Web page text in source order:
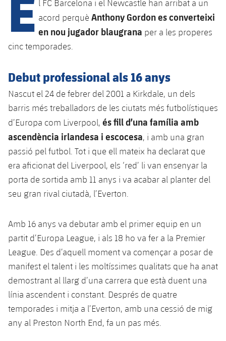
plusicon
més
Spotify Camp Nou
Palau Blaugrana
Estadi Johan Cruyff
Barça Cafe
Ciutat Esportiva
La Masia
plusicon
més
Serveis Mèdics
Accessibilitat
Acreditacions
Instal·lacions
SUB13
SUB12
SUB11 B
SUB10 A
SUB10 B
SUB9 A
SUB9 B
SUB8 A
SUB8 B
SUB13 B
SUB12 C
SUB11 C
Entrades
Gameday Shows
Resultats
Classificacions
Jugadors
Fotos
Història
Base
Barça Atlètic
Cadet A
Cadet B
Infantil B
Mini
Campus Estiu
Actualitat
Calendari
Entrades
Resultats
Classificació
Fotos
Història
Palmarès
Barça Atlètic
plusicon
més
Actualitat
Calendari
Resultats
Classificació
Fotos
Base
plusicon
Actualitat
Juvenil
Cadet A
Infantil A
Infantil B
PLUSICON
MÉS
Primer equip
Actualitat
Calendari
Entrades
Resultats
Classificació
Jugadors
Barça Atlètic
Actualitat
Calendari
Jugadors
Classificació
Base
plusicon
més
Actualitat
Juvenil
Infantil
Campus Verano
PLUSICON
MÉS
Primer equip
plusicon
més
l FC Barcelona i el Newcastle han arribat a un
acord perquè Anthony Gordon es converteixi
en nou jugador blaugrana per a les properes
cinc temporades.
Debut professional als 16 anys
Nascut el 24 de febrer del 2001 a Kirkdale, un dels
barris més treballadors de les ciutats més futbolístiques
d’Europa com Liverpool, és fill d’una família amb
ascendència irlandesa i escocesa, i amb una gran
passió pel futbol. Tot i que ell mateix ha declarat que
era aficionat del Liverpool, els ‘red’ li van ensenyar la
porta de sortida amb 11 anys i va acabar al planter del
seu gran rival ciutadà, l’Everton.
Amb 16 anys va debutar amb el primer equip en un
partit d’Europa League, i als 18 ho va fer a la Premier
League. Des d’aquell moment va començar a posar de
manifest el talent i les moltíssimes qualitats que ha anat
demostrant al llarg d’una carrera que està duent una
línia ascendent i constant. Després de quatre
temporades i mitja a l’Everton, amb una cessió de mig
any al Preston North End, fa un pas més.